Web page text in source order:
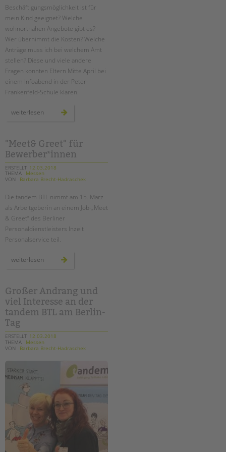
Beschäftigungsmöglichkeit ist für
mein Kind geeignet? Welche
wohnortnahen Angebote gibt es?
Wer übernimmt die Kosten? Welche
Anträge muss ich bei welchem Amt
stellen? Diese und viele andere
Fragen konnten Eltern Mitte April bei
einem Infoabend in der Peter-
Frankenfeld-Schule klären.
weiterlesen
schule
weiter?
ein
infoabend
"Meet& Greet" für
Bewerber*innen
ERSTELLT 12.03.2018
THEMA
Messen
VON
Barbara Brecht-Hadraschek
Die tandem BTL nimmt am 15. März
als Arbeitgeberin an einem Job-„Meet
& Greet“ des Berliner
Personaldienstleisters Inzeit
Personalservice teil.
weiterlesen "meet&
Großer Andrang und
viel Interesse an der
tandem BTL am Berlin-
Tag
ERSTELLT 12.03.2018
THEMA
Messen
VON
Barbara Brecht-Hadraschek